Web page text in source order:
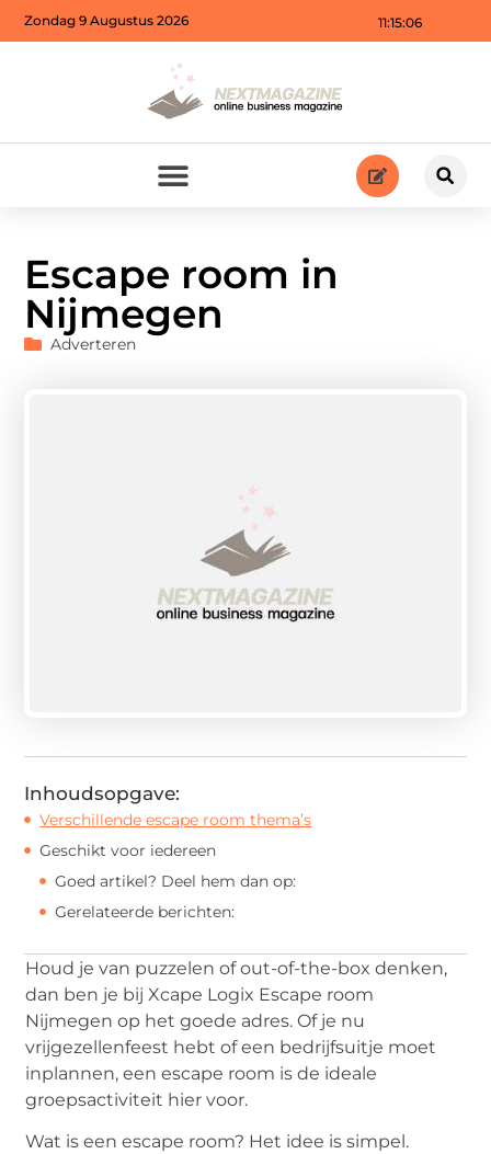
11:15:07
Zondag 9 Augustus 2026
Escape room in
Nijmegen
Adverteren
Inhoudsopgave:
Verschillende escape room thema’s
Geschikt voor iedereen
Goed artikel? Deel hem dan op:
Gerelateerde berichten:
Houd je van puzzelen of out-of-the-box denken,
dan ben je bij Xcape Logix Escape room
Nijmegen op het goede adres. Of je nu
vrijgezellenfeest hebt of een bedrijfsuitje moet
inplannen, een escape room is de ideale
groepsactiviteit hier voor.
Wat is een escape room? Het idee is simpel.